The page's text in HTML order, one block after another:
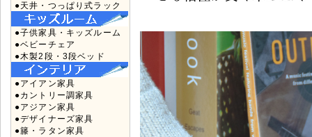
●天井・つっぱり式ラック
●子供家具・キッズルーム
●ベビーチェア
●木製2段・3段ベッド
●アイアン家具
●カントリー調家具
●アジアン家具
●デザイナーズ家具
●籐・ラタン家具